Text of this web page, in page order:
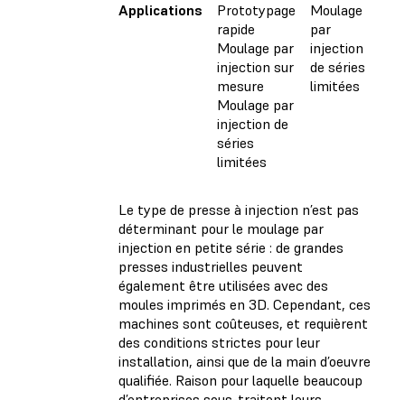
Applications
Prototypage
rapide
Moulage par
injection sur
mesure
Moulage par
injection de
séries
limitées
Moulage
par
injection
de séries
limitées
Le type de presse à injection n’est pas
déterminant pour le moulage par
injection en petite série : de grandes
presses industrielles peuvent
également être utilisées avec des
moules imprimés en 3D. Cependant, ces
machines sont coûteuses, et requièrent
des conditions strictes pour leur
installation, ainsi que de la main d’oeuvre
qualifiée. Raison pour laquelle beaucoup